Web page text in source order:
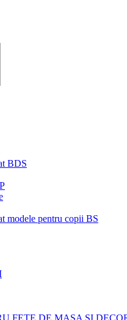
BDS
modele pentru copii BS
FETE DE MASA SI